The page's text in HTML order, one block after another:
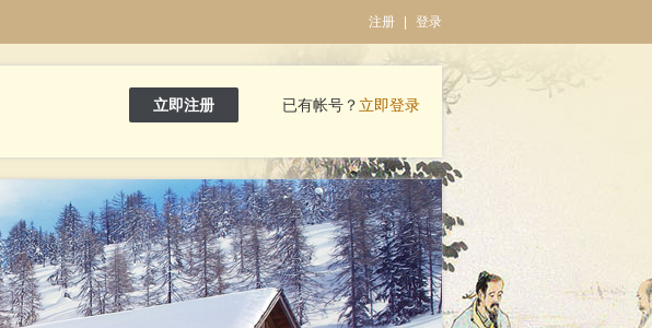
注册 登录
立即注册 已有帐号？ 立即登录